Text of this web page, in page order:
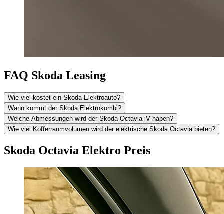
FAQ Skoda Leasing
Wie viel kostet ein Skoda Elektroauto?
Wann kommt der Skoda Elektrokombi?
Welche Abmessungen wird der Skoda Octavia iV haben?
Wie viel Kofferraumvolumen wird der elektrische Skoda Octavia bieten?
Skoda Octavia Elektro Preis